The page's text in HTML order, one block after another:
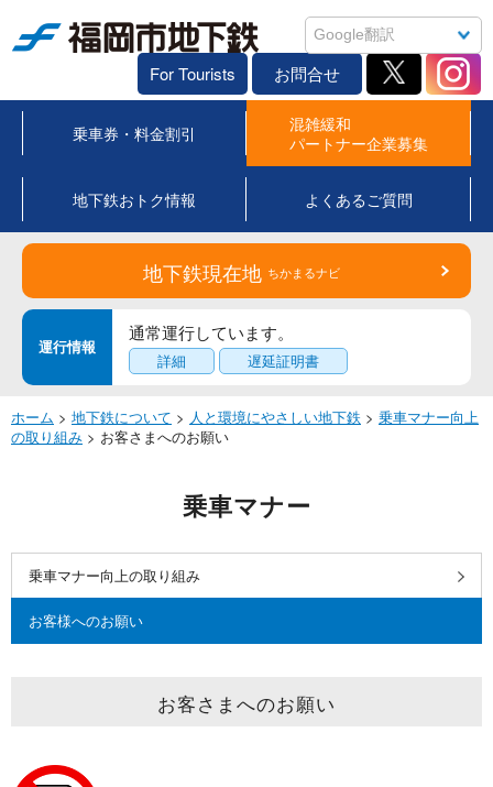
For Tourists お問合せ
乗車券・料金割引
混雑緩和
パートナー企業募集
地下鉄おトク情報 よくあるご質問
地下鉄現在地 ちかまるナビ
運行情報
通常運行しています。
詳細 遅延証明書
ホーム > 地下鉄について > 人と環境にやさしい地下鉄 > 乗車マナー向上
の取り組み > お客さまへのお願い
乗車マナー
乗車マナー向上の取り組み
お客様へのお願い
お客さまへのお願い